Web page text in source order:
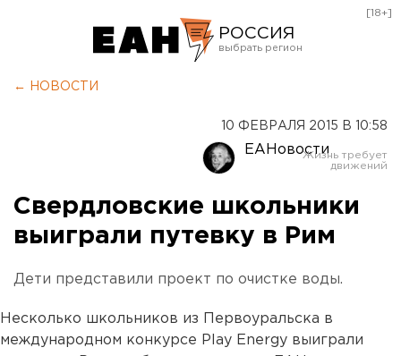
РОССИЯ
Оренбург
[18+]
← НОВОСТИ
10 ФЕВРАЛЯ 2015 В 10:58
ЕАНовости
Свердловские школьники
выиграли путевку в Рим
Дети представили проект по очистке воды.
Несколько школьников из Первоуральска в
международном конкурсе Play Energy выиграли